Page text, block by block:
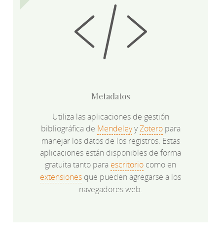
Metadatos
Utiliza las aplicaciones de gestión
bibliográfica de MendeleyyZoteropara
manejar los datos de los registros. Estas
aplicaciones están disponibles de forma
gratuita tanto para escritorio como en
extensiones que pueden agregarse a los
navegadores web.